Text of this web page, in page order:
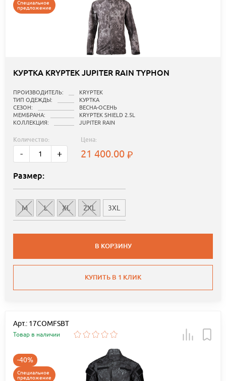
Специальное
предложение
КУРТКА KRYPTEK JUPITER RAIN TYPHON
ПРОИЗВОДИТЕЛЬ:
KRYPTEK
ТИП ОДЕЖДЫ:
КУРТКА
СЕЗОН:
ВЕСНА-ОСЕНЬ
МЕМБРАНА:
KRYPTEK SHIELD 2.5L
КОЛЛЕКЦИЯ:
JUPITER RAIN
Количество:
- +
Цена:
21 400.00
Размер:
M L XL 2XL 3XL
В КОРЗИНУ
КУПИТЬ В 1 КЛИК
Арт.: 17COMFSBT
Товар в наличии
-40%
Специальное
предложение